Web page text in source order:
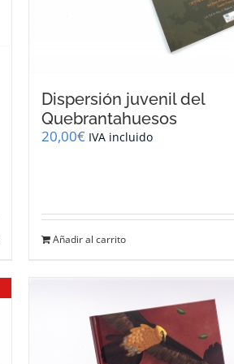
Dispersión juvenil del
Quebrantahuesos
20,00€ IVA incluido
Añadir al carrito